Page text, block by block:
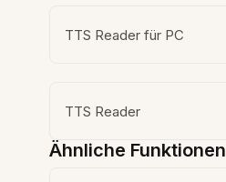
TTS Reader für PC
TTS Reader
Ähnliche Funktionen